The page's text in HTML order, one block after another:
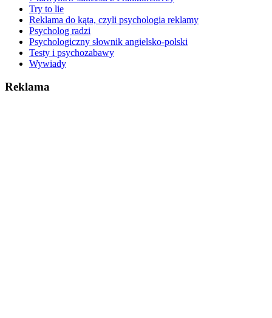
Try to lie
Reklama do kąta, czyli psychologia reklamy
Psycholog radzi
Psychologiczny słownik angielsko-polski
Testy i psychozabawy
Wywiady
Reklama